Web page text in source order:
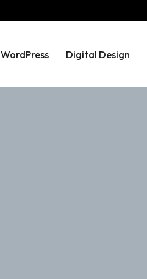
WordPress Digital Design